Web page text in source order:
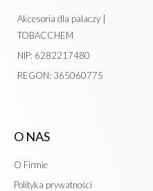
Akcesoria dla palaczy |
TOBACCHEM
NIP: 6282217480
REGON: 365060775
O NAS
O Firmie
Polityka prywatności